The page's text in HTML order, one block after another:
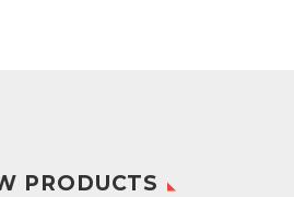
pagina
PRODUCTS